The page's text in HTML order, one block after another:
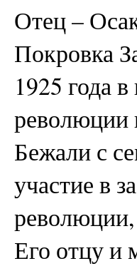
Отец –
Покровка
1925 года
революции
Бежали с
участие в
Его отцу и